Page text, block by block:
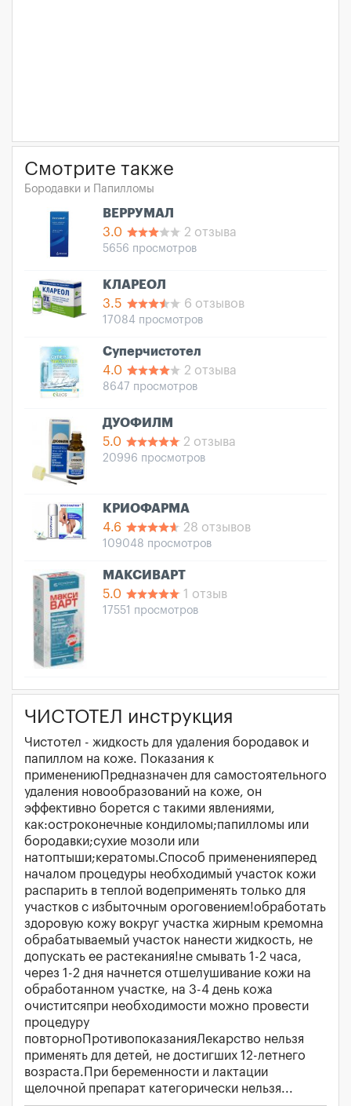
Смотрите также
Бородавки и Папилломы
ВЕРРУМАЛ
3.0
2 отзыва
5656 просмотров
КЛАРЕОЛ
3.5
6 отзывов
17084 просмотров
Суперчистотел
4.0
2 отзыва
8647 просмотров
ДУОФИЛМ
5.0
2 отзыва
20996 просмотров
КРИОФАРМА
4.6
28 отзывов
109048 просмотров
МАКСИВАРТ
5.0
1 отзыв
17551 просмотров
ЧИСТОТЕЛ инструкция
Чистотел - жидкость для удаления бородавок и
папиллом на коже. Показания к
применениюПредназначен для самостоятельного
удаления новообразований на коже, он
эффективно борется с такими явлениями,
как:остроконечные кондиломы;папилломы или
бородавки;сухие мозоли или
натоптыши;кератомы.Способ примененияперед
началом процедуры необходимый участок кожи
распарить в теплой водеприменять только для
участков с избыточным ороговением!обработать
здоровую кожу вокруг участка жирным кремомна
обрабатываемый участок нанести жидкость, не
допускать ее растекания!не смывать 1-2 часа,
через 1-2 дня начнется отшелушивание кожи на
обработанном участке, на 3-4 день кожа
очиститсяпри необходимости можно провести
процедуру
повторноПротивопоказанияЛекарство нельзя
применять для детей, не достигших 12-летнего
возраста.При беременности и лактации
щелочной препарат категорически нельзя...